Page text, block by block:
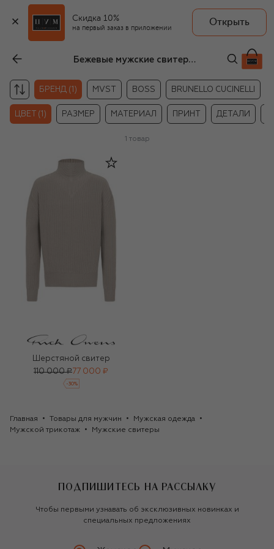
Скидка 10%
на первый заказ в приложении
Открыть
Бежевые мужские свитеры Rick Owens
БРЕНД (1) MVST BOSS BRUNELLO CUCINELLI
ЦВЕТ (1) РАЗМЕР МАТЕРИАЛ ПРИНТ ДЕТАЛИ
1 товар
Шерстяной свитер
110 000 ₽77 000 ₽
-30%
Главная Товары для мужчин
Мужская одежда
Мужской трикотаж
Мужские свитеры
ПОДПИШИТЕСЬ НА РАССЫЛКУ
Чтобы первыми узнавать об эксклюзивных новинках и
специальных предложениях